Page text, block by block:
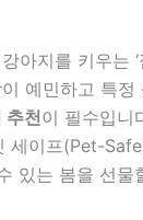
아지를 키우는
예민하고 특
추천이 필수입니
세이프(Pet-
있는 봄을 선물